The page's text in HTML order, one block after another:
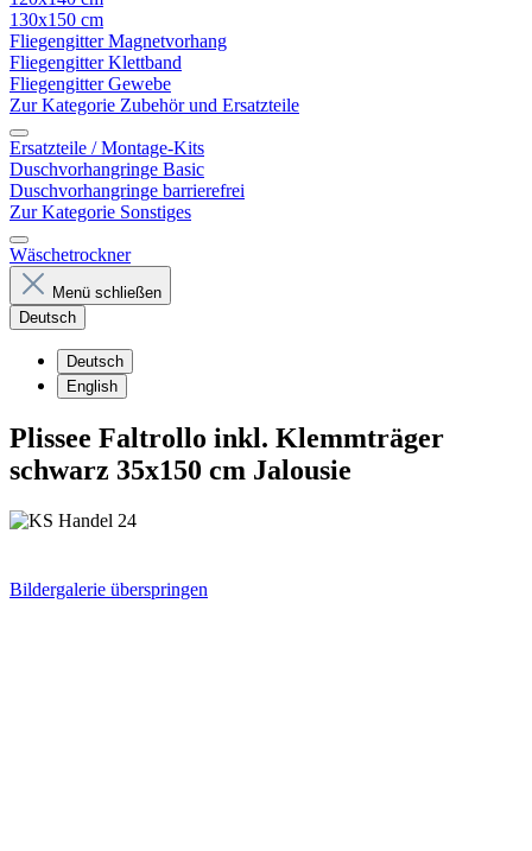
130x150 cm
Fliegengitter Magnetvorhang
Fliegengitter Klettband
Fliegengitter Gewebe
Zur Kategorie Zubehör und Ersatzteile
Ersatzteile / Montage-Kits
Duschvorhangringe Basic
Duschvorhangringe barrierefrei
Zur Kategorie Sonstiges
Wäschetrockner
Menü schließen
Deutsch
Deutsch
English
Plissee Faltrollo inkl. Klemmträger
schwarz 35x150 cm Jalousie
Bildergalerie überspringen